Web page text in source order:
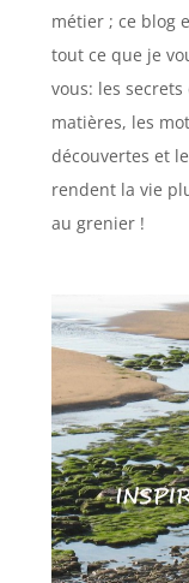
métier ; ce blog
tout ce que je
vous: les
matières, les
découvertes et
rendent la vie
au grenier !